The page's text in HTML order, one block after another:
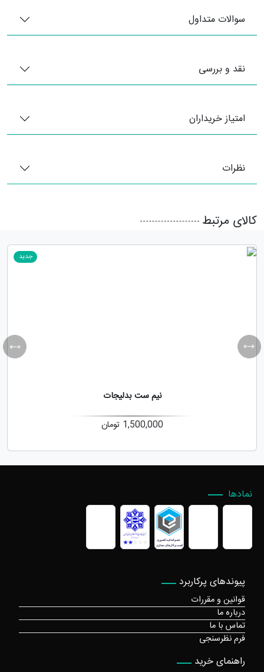
سوالات متداول
نقد و بررسی
امتیاز خریداران
نظرات
کالای مرتبط
جدید
نیم ست بدلیجات
1,500,000 تومان
پیوندهای پرکاربرد
قوانین و مقررات
درباره ما
تماس با ما
فرم نظرسنجی
راهنمای خرید
نمادها